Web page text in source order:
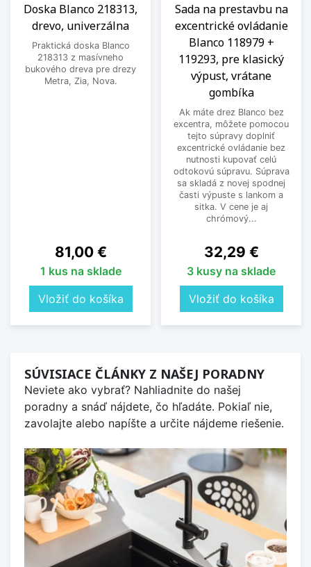
Doska Blanco 218313,
drevo, univerzálna
Praktická doska Blanco
218313 z masívneho
bukového dreva pre drezy
Metra, Zia, Nova.
Cena
81,00 €
1 kus na sklade
Vložiť do košíka
Sada na prestavbu na
excentrické ovládanie
Blanco 118979 +
119293, pre klasický
výpust, vrátane
gombíka
Ak máte drez Blanco bez
excentra, môžete pomocou
tejto súpravy doplniť
excentrické ovládanie bez
nutnosti kupovať celú
odtokovú súpravu. Súprava
sa skladá z novej spodnej
časti výpuste s lankom a
sitka. V cene je aj
chrómový...
Cena
32,29 €
3 kusy na sklade
Vložiť do košíka
SÚVISIACE ČLÁNKY Z NAŠEJ PORADNY
Neviete ako vybrať? Nahliadnite do našej
poradny a snáď nájdete, čo hľadáte. Pokiaľ nie,
zavolajte alebo napíšte a určite nájdeme riešenie.